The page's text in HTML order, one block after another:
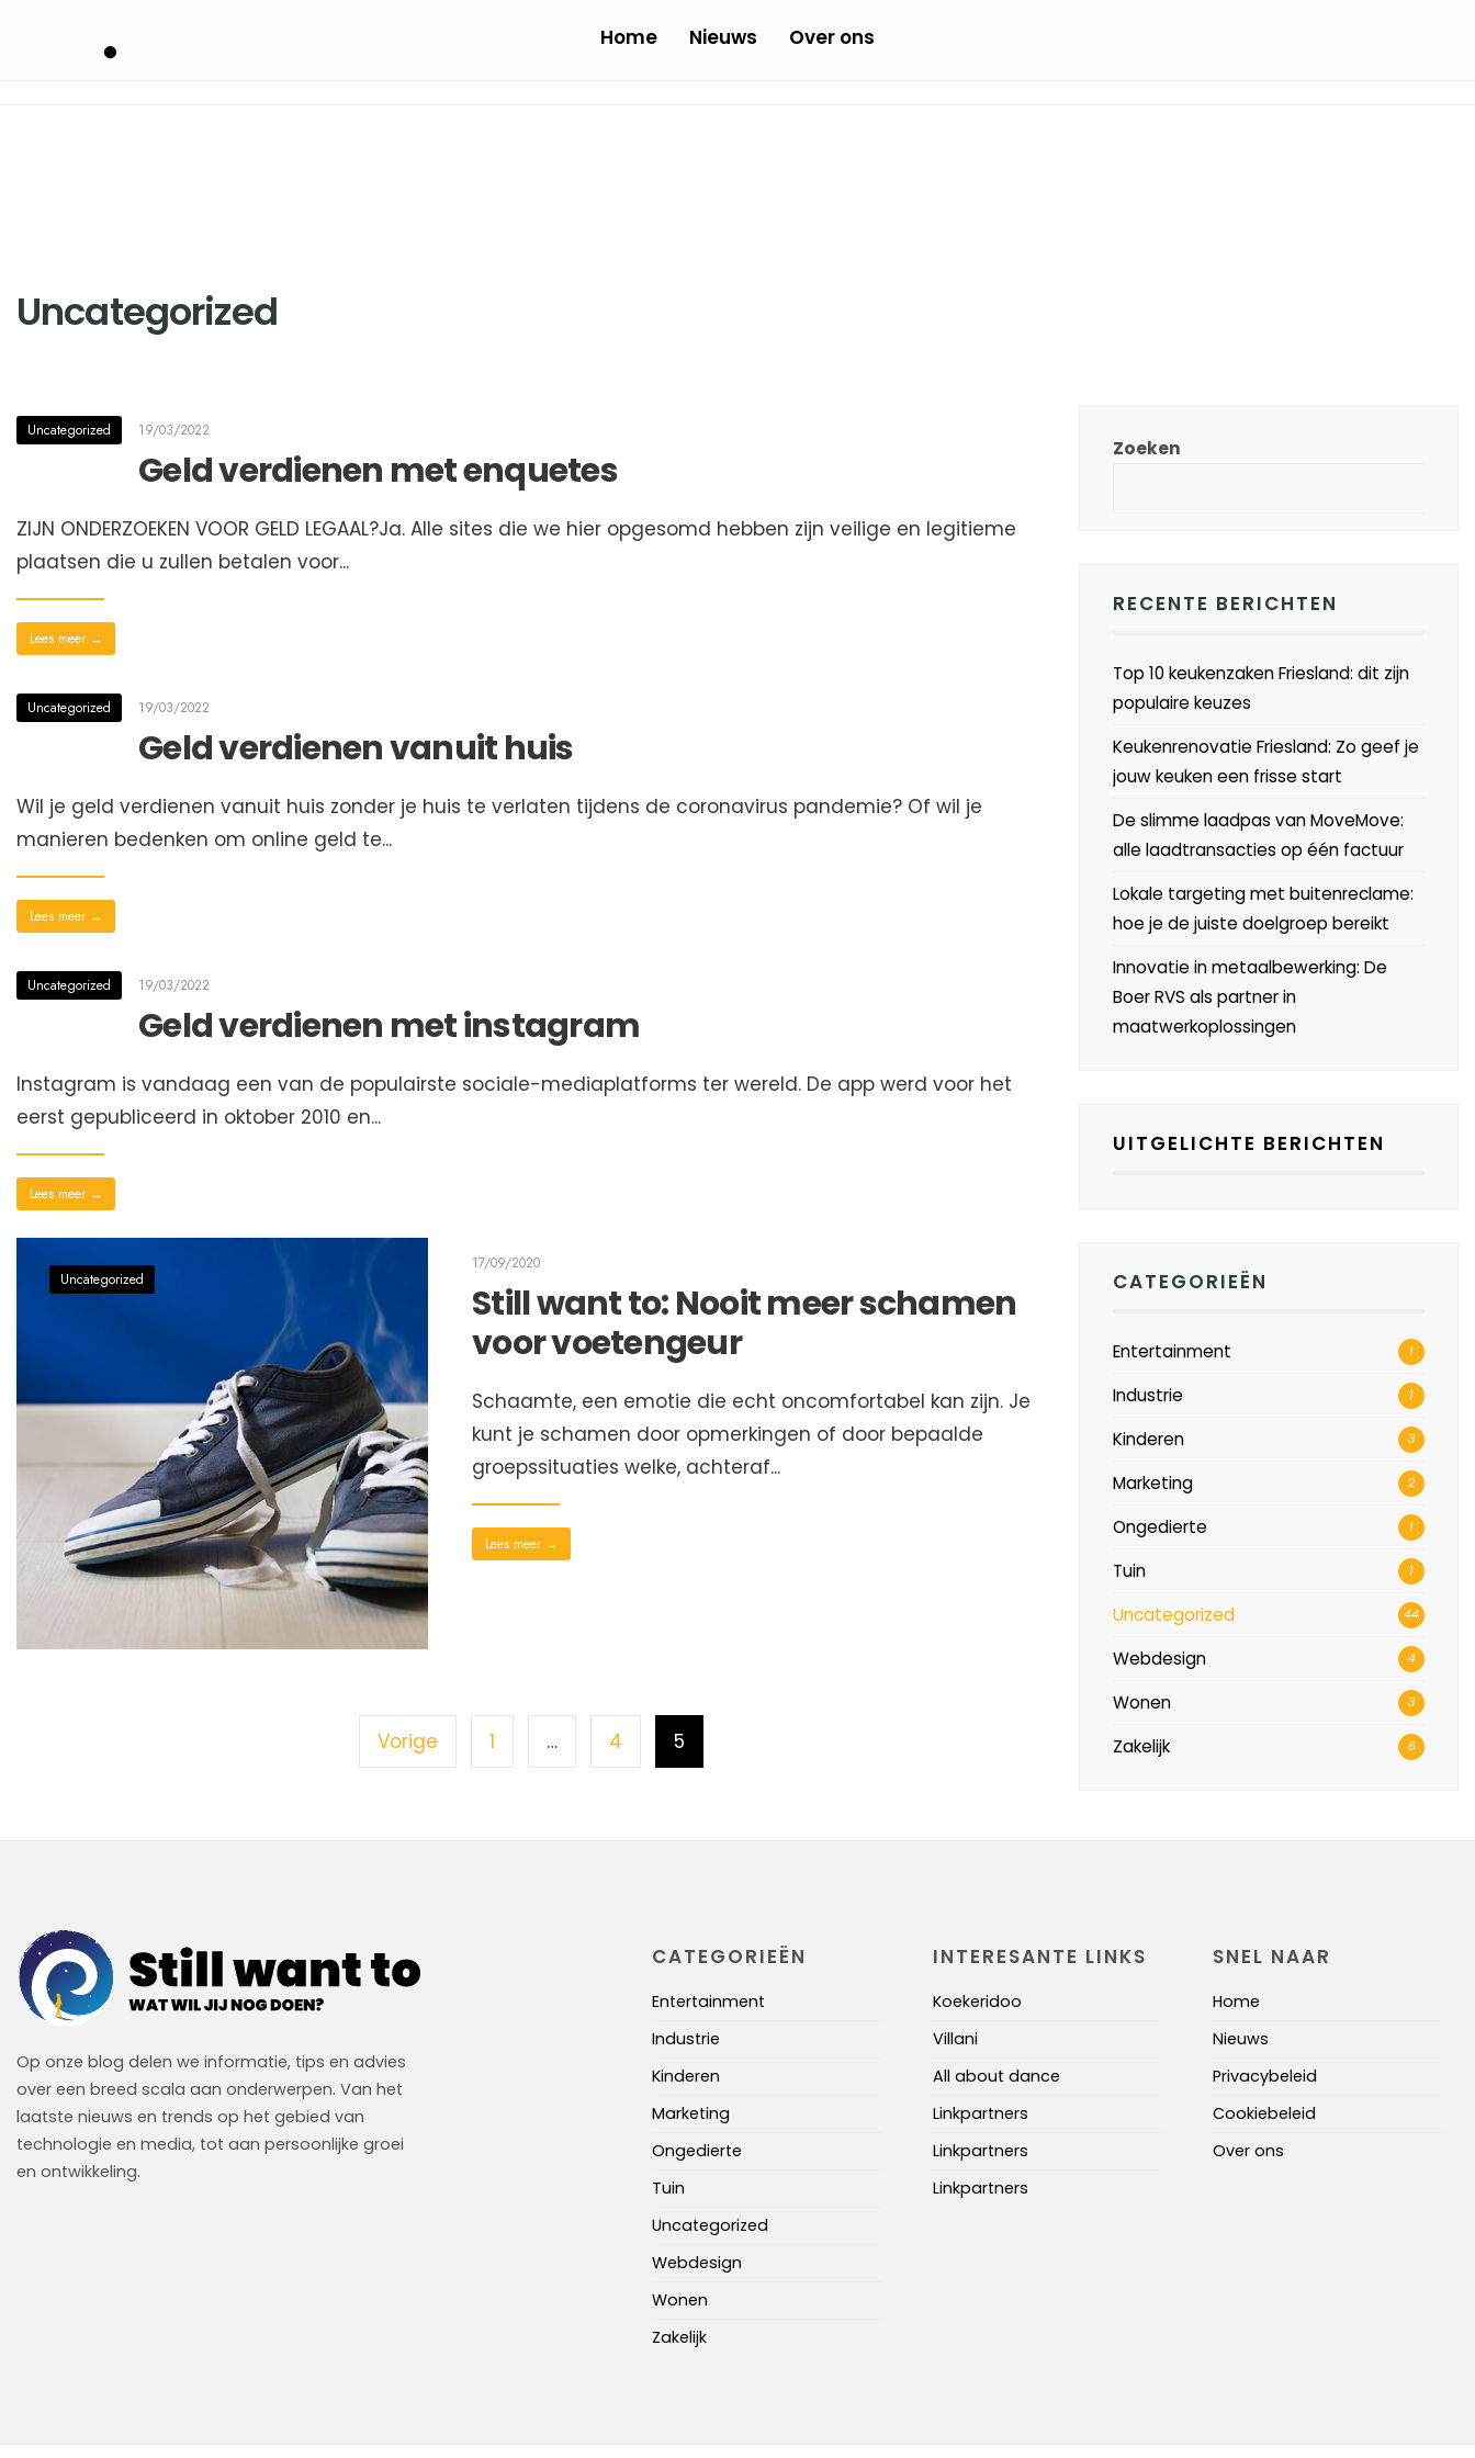
Home Nieuws Over ons
Uncategorized
Uncategorized 19/03/2022
Geld verdienen met enquetes
ZIJN ONDERZOEKEN VOOR GELD LEGAAL?Ja. Alle sites die we hier opgesomd hebben zijn veilige en legitieme
plaatsen die u zullen betalen voor...
Lees meer →
Uncategorized 19/03/2022
Geld verdienen vanuit huis
Wil je geld verdienen vanuit huis zonder je huis te verlaten tijdens de coronavirus pandemie? Of wil je
manieren bedenken om online geld te...
Lees meer →
Uncategorized 19/03/2022
Geld verdienen met instagram
Instagram is vandaag een van de populairste sociale-mediaplatforms ter wereld. De app werd voor het
eerst gepubliceerd in oktober 2010 en...
Lees meer →
Uncategorized
17/09/2020
Still want to: Nooit meer schamen
voor voetengeur
Schaamte, een emotie die echt oncomfortabel kan zijn. Je
kunt je schamen door opmerkingen of door bepaalde
groepssituaties welke, achteraf...
Lees meer →
Vorige 1 … 4 5
Zoeken
RECENTE BERICHTEN
Top 10 keukenzaken Friesland: dit zijn
populaire keuzes
Keukenrenovatie Friesland: Zo geef je
jouw keuken een frisse start
De slimme laadpas van MoveMove:
alle laadtransacties op één factuur
Lokale targeting met buitenreclame:
hoe je de juiste doelgroep bereikt
Innovatie in metaalbewerking: De
Boer RVS als partner in
maatwerkoplossingen
UITGELICHTE BERICHTEN
CATEGORIEËN
Entertainment 1
Industrie 1
Kinderen 3
Marketing 2
Ongedierte 1
Tuin 1
Uncategorized 44
Webdesign 4
Wonen 3
Zakelijk 6
Op onze blog delen we informatie, tips en advies
over een breed scala aan onderwerpen. Van het
laatste nieuws en trends op het gebied van
technologie en media, tot aan persoonlijke groei
en ontwikkeling.
CATEGORIEËN
Entertainment
Industrie
Kinderen
Marketing
Ongedierte
Tuin
Uncategorized
Webdesign
Wonen
Zakelijk
INTERESANTE LINKS
Koekeridoo
Villani
All about dance
Linkpartners
Linkpartners
Linkpartners
SNEL NAAR
Home
Nieuws
Privacybeleid
Cookiebeleid
Over ons